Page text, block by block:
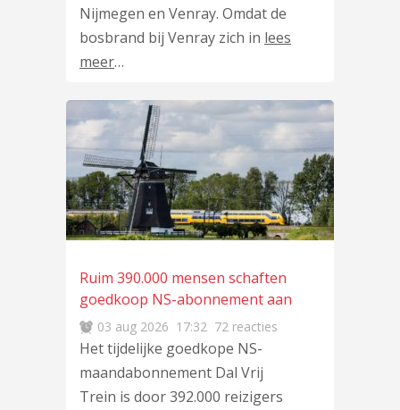
Nijmegen en Venray. Omdat de
bosbrand bij Venray zich in lees
meer…
Ruim 390.000 mensen schaften
goedkoop NS-abonnement aan
03 aug 2026 17:32 72 reacties
Het tijdelijke goedkope NS-
maandabonnement Dal Vrij
Trein is door 392.000 reizigers